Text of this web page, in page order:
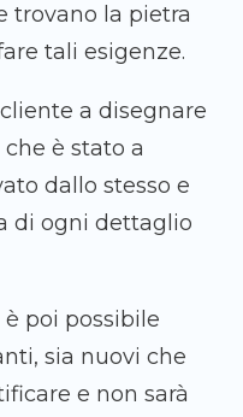
trovano la pietra
tali esigenze.
a disegnare
è stato a
dallo stesso e
di ogni dettaglio
poi possibile
sia nuovi che
e non sarà